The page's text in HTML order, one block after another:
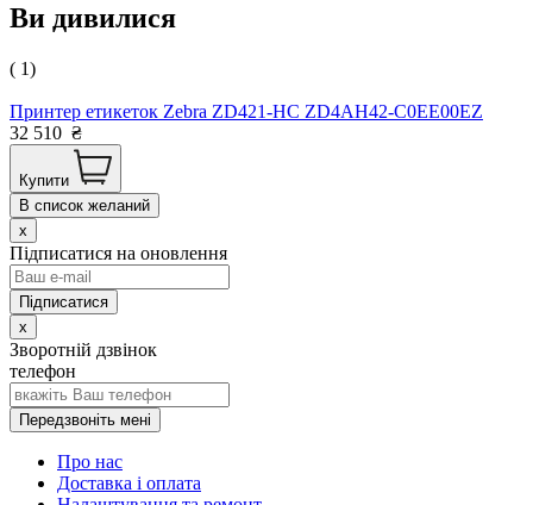
Ви дивилися
( 1)
Принтер етикеток Zebra ZD421-HC ZD4AH42-C0EE00EZ
32 510 ₴
Купити
В список желаний
x
Підписатися на оновлення
x
Зворотній дзвінок
телефон
Передзвоніть мені
Про нас
Доставка і оплата